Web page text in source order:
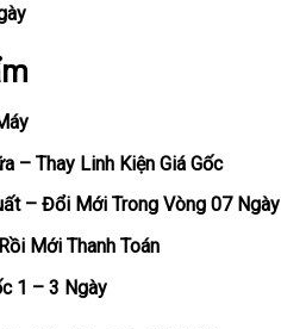
– Thay Linh Kiện Giá Gốc
– Đổi Mới Trong Vòng 07 Ngày
Mới Thanh Toán
1 – 3 Ngày